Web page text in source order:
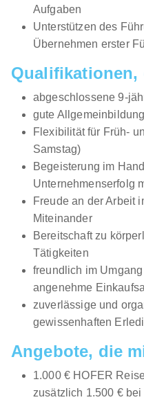
Aufgaben
Unterstützen des
Übernehmen erster
abgeschlossene 9-
gute Allgemeinbildung
Flexibilität für Früh-
Samstag)
Begeisterung im
Unternehmenserfolg
Freude an der Arbeit
Miteinander
Bereitschaft zu
Tätigkeiten
freundlich im
angenehme
zuverlässige und
gewissenhaften
Angebote, die
1.000 € HOFER
zusätzlich 1.500 €